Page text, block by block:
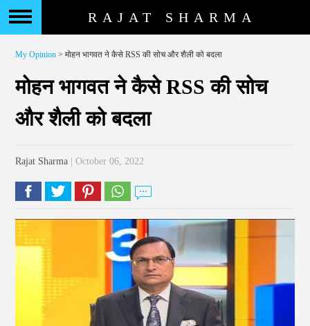
RAJAT SHARMA
My Opinion > मोहन भागवत ने कैसे RSS की सोच और शैली को बदला
मोहन भागवत ने कैसे RSS की सोच
और शैली को बदला
Rajat Sharma | October 06, 2022